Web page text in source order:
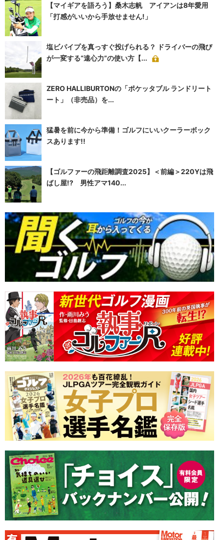
【マイギアを語ろう】桑木志帆 アイアンは8年愛用
「打感がいいから手放せません!」
塩ビパイプを真っすぐ投げられる？ ドライバーの飛び
が一変する“遠心力”の使い方【...
ZERO HALLIBURTONの「ポケッタブル ランドリート
ート」（非売品）を...
猛暑を前に今から準備！ゴルフにいいクーラーボック
スあります!!
【ゴルファーの飛距離調査2025】＜前編＞220Yは飛
ばし屋!? 男性アマ140...